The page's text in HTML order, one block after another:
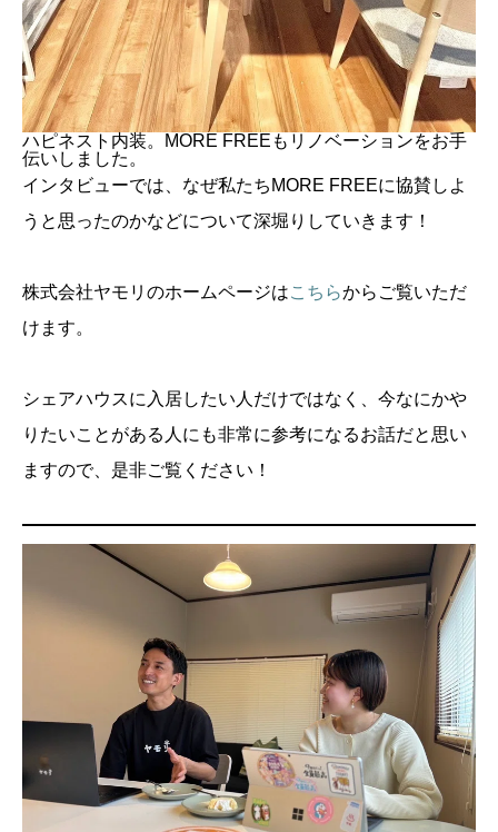
ハピネスト内装。MORE FREEもリノベーションをお手
伝いしました。
インタビューでは、なぜ私たちMORE FREEに協賛しよ
うと思ったのかなどについて深堀りしていきます！
株式会社ヤモリのホームページはこちらからご覧いただ
けます。
シェアハウスに入居したい人だけではなく、今なにかや
りたいことがある人にも非常に参考になるお話だと思い
ますので、是非ご覧ください！